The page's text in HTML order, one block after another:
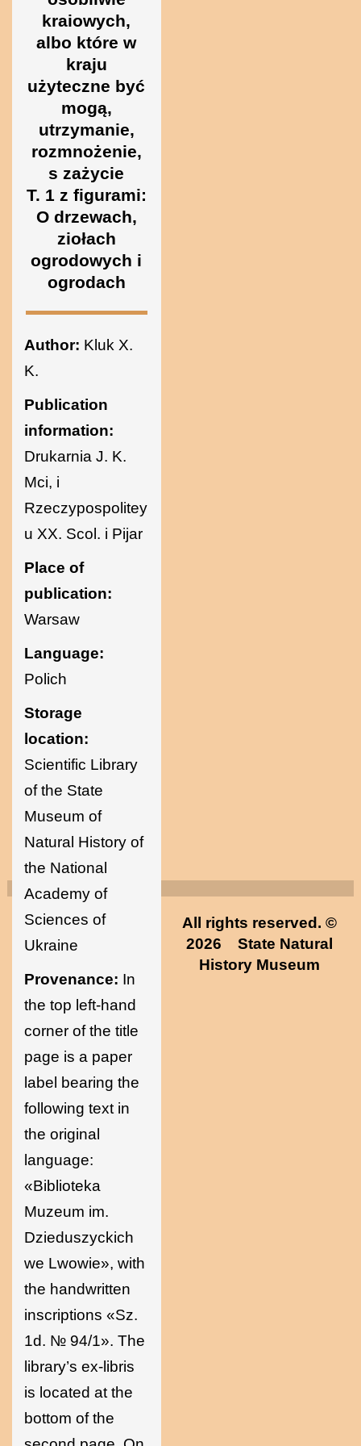
Ukraine
kraiowych,
albo które w
kraju
użyteczne być
mogą,
utrzymanie,
rozmnożenie,
s zażycie
T. 1 z figurami:
O drzewach,
ziołach
ogrodowych i
ogrodach
Author: Kluk X.
K.
Publication
information:
Drukarnia J. K.
Mci, i
Rzeczypospolitey
u XX. Scol. i Pijar
Place of
publication:
Warsaw
Language:
Polich
Storage
location:
Scientific Library
of the State
Museum of
Natural History of
the National
Academy of
Sciences of
Ukraine
Provenance: In
the top left-hand
corner of the title
page is a paper
label bearing the
following text in
the original
language:
«Biblioteka
Muzeum im.
Dzieduszyckich
we Lwowie», with
the handwritten
inscriptions «Sz.
1d. № 94/1». The
library’s ex-libris
is located at the
bottom of the
All rights reserved. ©
2026 State Natural
History Museum